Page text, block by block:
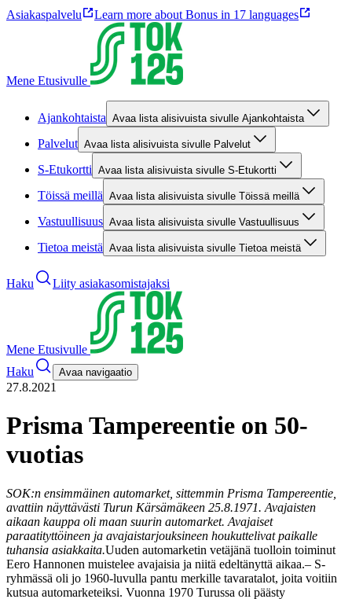
Asiakaspalvelu Learn more about Bonus in 17 languages
Mene Etusivulle
Ajankohtaista Avaa lista alisivuista sivulle Ajankohtaista
Palvelut Avaa lista alisivuista sivulle Palvelut
S-Etukortti Avaa lista alisivuista sivulle S-Etukortti
Töissä meillä Avaa lista alisivuista sivulle Töissä meillä
Vastuullisuus Avaa lista alisivuista sivulle Vastuullisuus
Tietoa meistä Avaa lista alisivuista sivulle Tietoa meistä
Haku Liity asiakasomistajaksi
Mene Etusivulle
Haku
Avaa navigaatio
27.8.2021
Prisma Tampereentie on 50-
vuotias
SOK:n ensimmäinen automarket, sittemmin Prisma Tampereentie,
avattiin näyttävästi Turun Kärsämäkeen 25.8.1971. Avajaisten
aikaan kauppa oli maan suurin automarket. Avajaiset
paraatityttöineen ja avajaistarjouksineen houkuttelivat paikalle
tuhansia asiakkaita.Uuden automarketin vetäjänä tuolloin toiminut
Eero Hannonen muistelee avajaisia ja niitä edeltänyttä aikaa.– S-
ryhmässä oli jo 1960-luvulla pantu merkille tavaratalot, joita voitiin
kutsua automarketeiksi. Vuonna 1970 Turussa oli päästy